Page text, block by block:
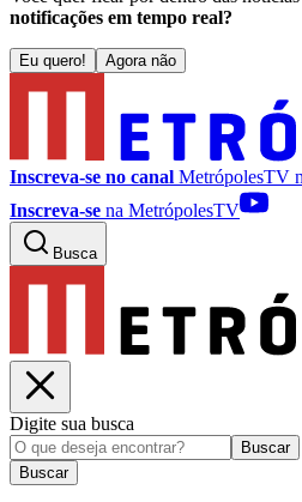
notificações em tempo real?
Eu quero! Agora não
Inscreva-se no canal MetrópolesTV
Inscreva-se na MetrópolesTV
Busca
Digite sua busca
Buscar
Buscar